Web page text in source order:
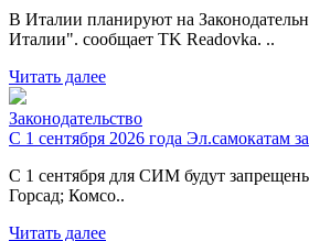
В Италии планируют на
Италии". сообщает TK Readovka. ..
Читать далее
Законодательство
С 1 сентября 2026 года Эл.самокатам
С 1 сентября для СИМ будут
Горсад; Комсо..
Читать далее